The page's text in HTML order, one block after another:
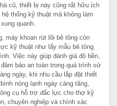
cũ, thiết bị này cũng rất hữu ích
thống kỹ thuật mà không làm
quanh.
máy khoan rút lõi bê tông còn
kỹ thuật như lấy mẫu bê tông
Việc này giúp đánh giá độ bền,
bảo an toàn trong quá trình sử
ngày, khi nhu cầu lắp đặt thiết
nóng lạnh ngày càng tăng,
cụ hỗ trợ đắc lực cho thợ kỹ
chuyên nghiệp và chính xác